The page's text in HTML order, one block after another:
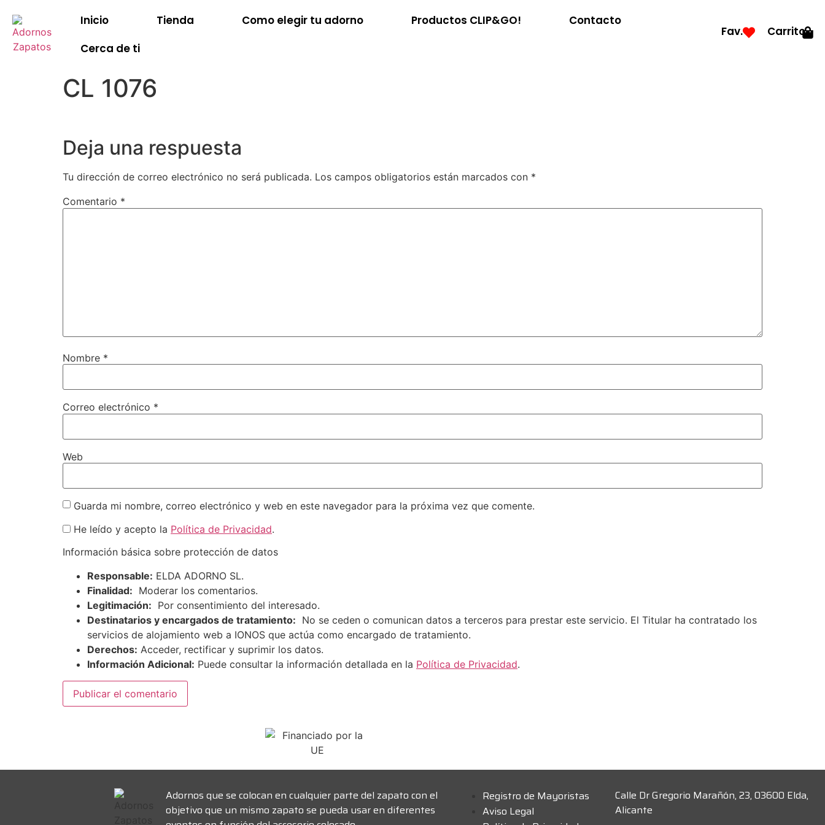
Inicio Tienda Como elegir tu adorno Productos CLIP&GO!
Contacto
Cerca de ti
Fav. Carrito
CL 1076
Deja una respuesta
Tu dirección de correo electrónico no será publicada. Los campos obligatorios están marcados con *
Comentario *
Nombre *
Correo electrónico *
Web
Guarda mi nombre, correo electrónico y web en este navegador para la próxima vez que comente.
He leído y acepto la Política de Privacidad.
Información básica sobre protección de datos
Responsable: ELDA ADORNO SL.
Finalidad: Moderar los comentarios.
Legitimación: Por consentimiento del interesado.
Destinatarios y encargados de tratamiento: No se ceden o comunican datos a terceros para prestar este servicio. El Titular ha contratado los
servicios de alojamiento web a IONOS que actúa como encargado de tratamiento.
Derechos: Acceder, rectificar y suprimir los datos.
Información Adicional: Puede consultar la información detallada en la Política de Privacidad.
Adornos que se colocan en cualquier parte del zapato con el
objetivo que un mismo zapato se pueda usar en diferentes
Registro de Mayoristas
Aviso Legal
Calle Dr Gregorio Marañón, 23, 03600 Elda,
Alicante